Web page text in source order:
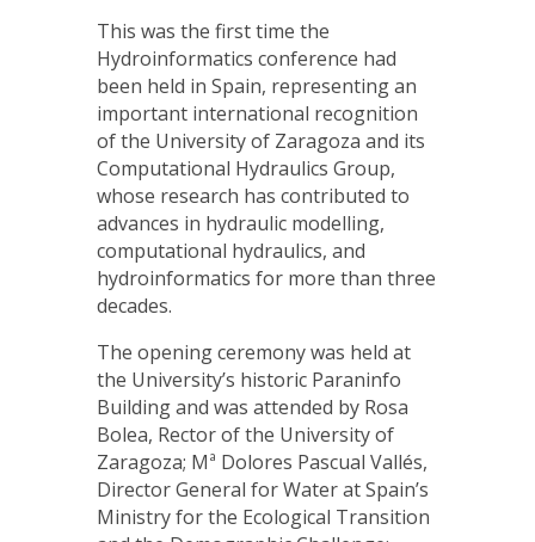
This was the first time the
Hydroinformatics conference had
been held in Spain, representing an
important international recognition
of the University of Zaragoza and its
Computational Hydraulics Group,
whose research has contributed to
advances in hydraulic modelling,
computational hydraulics, and
hydroinformatics for more than three
decades.
The opening ceremony was held at
the University’s historic Paraninfo
Building and was attended by Rosa
Bolea, Rector of the University of
Zaragoza; Mª Dolores Pascual Vallés,
Director General for Water at Spain’s
Ministry for the Ecological Transition